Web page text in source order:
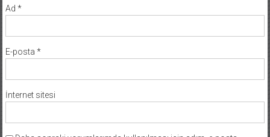
Ad *
E-posta *
İnternet sitesi